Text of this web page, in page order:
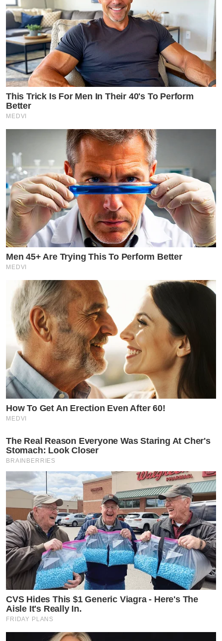
This Trick Is For Men In Their 40's To Perform
Better
MEDVI
Men 45+ Are Trying This To Perform Better
MEDVI
How To Get An Erection Even After 60!
MEDVI
The Real Reason Everyone Was Staring At Cher's
Stomach: Look Closer
BRAINBERRIES
CVS Hides This $1 Generic Viagra - Here's The
Aisle It's Really In.
FRIDAY PLANS